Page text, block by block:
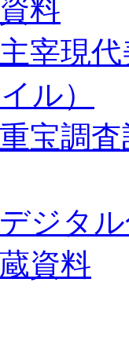
料
宰現
ル）
宝調
ジタ
資料